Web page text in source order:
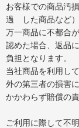
お客様での商品汚
過 した商品など）
万一商品に不都合
認めた場合、返品
負担となります。
当社商品を利用し
外の第三者の損害
かかわらず賠償の
ご利用に際して不